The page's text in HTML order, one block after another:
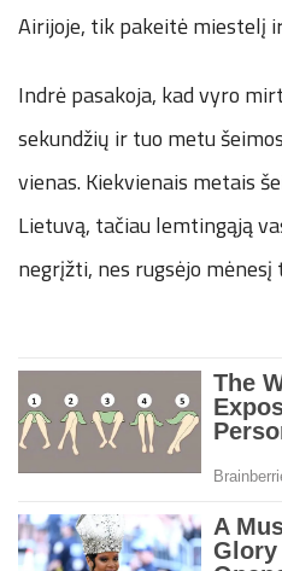
Airijoje, tik pakeitė miestelį
Indrė pasakoja, kad vyro
sekundžių ir tuo metu
vienas. Kiekvienais metais
Lietuvą, tačiau lemtingąją
negrįžti, nes rugsėjo